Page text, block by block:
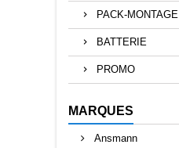
PACK-MONTAGE
BATTERIE
PROMO
MARQUES
Ansmann